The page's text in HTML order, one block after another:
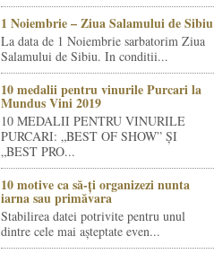
1 Noiembrie – Ziua Salamului de Sibiu
La data de 1 Noiembrie sarbatorim Ziua
Salamului de Sibiu. In conditii...
10 medalii pentru vinurile Purcari la
Mundus Vini 2019
10 MEDALII PENTRU VINURILE
PURCARI: „BEST OF SHOW” ȘI
„BEST PRO...
10 motive ca să-ți organizezi nunta
iarna sau primăvara
Stabilirea datei potrivite pentru unul
dintre cele mai așteptate even...